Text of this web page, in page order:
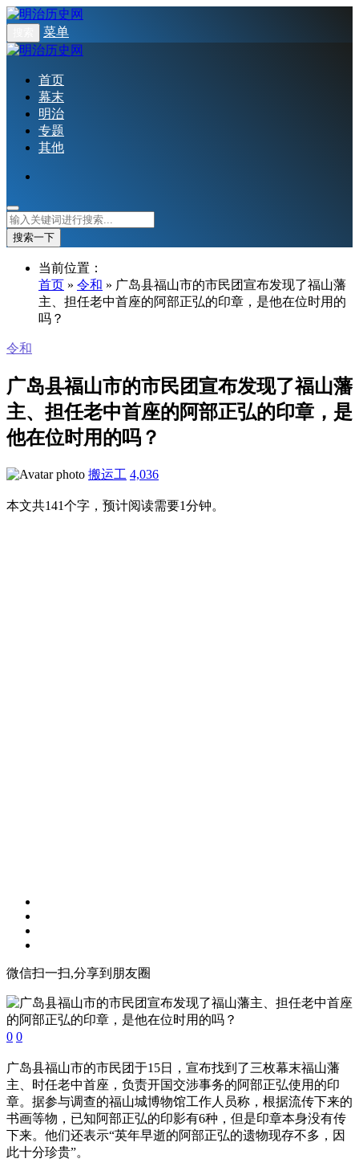
菜单
首页
幕末
明治
专题
其他
搜索一下
当前位置：
首页 » 令和 » 广岛县福山市的市民团宣布发现了福山藩
主、担任老中首座的阿部正弘的印章，是他在位时用的
吗？
令和
广岛县福山市的市民团宣布发现了福山藩
主、担任老中首座的阿部正弘的印章，是
他在位时用的吗？
搬运工 4,036
本文共141个字，预计阅读需要1分钟。
微信扫一扫,分享到朋友圈
0 0
广岛县福山市的市民团于15日，宣布找到了三枚幕末福山藩
主、时任老中首座，负责开国交涉事务的阿部正弘使用的印
章。据参与调查的福山城博物馆工作人员称，根据流传下来的
书画等物，已知阿部正弘的印影有6种，但是印章本身没有传
下来。他们还表示“英年早逝的阿部正弘的遗物现存不多，因
此十分珍贵”。